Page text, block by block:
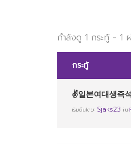
กำลังดู 1 กระทู้ - 1
กระทู้
✌일본여대생즉
เริ่มต้นโดย: Sjaks23 ใน: